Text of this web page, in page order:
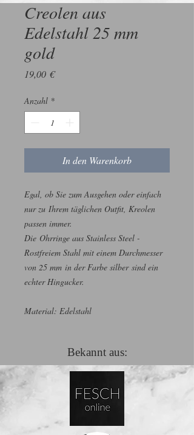
Creolen aus
Edelstahl 25 mm
gold
19,00 €Preis
Anzahl *
In den Warenkorb
Egal, ob Sie zum Ausgehen oder einfach
nur zu Ihrem täglichen Outfit, Kreolen
passen immer.
Die Ohrringe aus Stainless Steel -
Rostfreiem Stahl mit einem Durchmesser
von 25 mm in der Farbe silber sind ein
echter Hingucker.
Material: Edelstahl
Bekannt aus: